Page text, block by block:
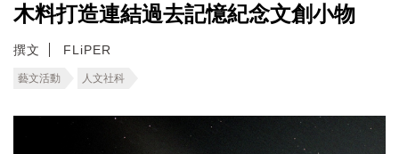
木料打造連結過去記憶紀念文創小物
撰文 FLiPER
藝文活動 人文社科